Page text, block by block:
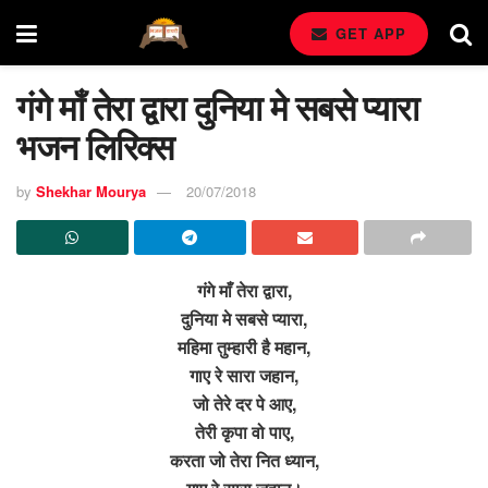
GET APP
गंगे माँ तेरा द्वारा दुनिया मे सबसे प्यारा
भजन लिरिक्स
by Shekhar Mourya 20/07/2018
गंगे माँ तेरा द्वारा,
दुनिया मे सबसे प्यारा,
महिमा तुम्हारी है महान,
गाए रे सारा जहान,
जो तेरे दर पे आए,
तेरी कृपा वो पाए,
करता जो तेरा नित ध्यान,